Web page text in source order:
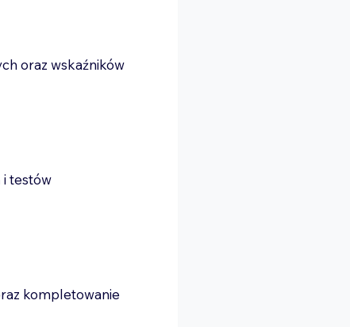
oraz wskaźników
i testów
kompletowanie